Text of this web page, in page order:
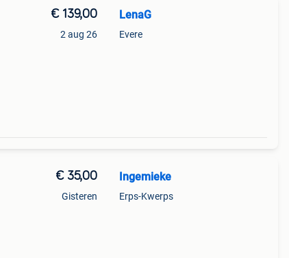
€ 139,00
2 aug 26
LenaG
Evere
€ 35,00
Gisteren
Ingemieke
Erps-Kwerps